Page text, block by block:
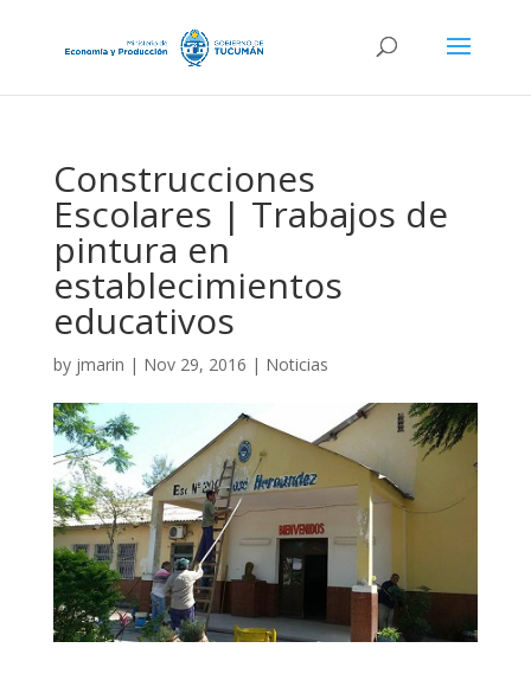
Construcciones
Escolares | Trabajos de
pintura en
establecimientos
educativos
by jmarin | Nov 29, 2016 | Noticias